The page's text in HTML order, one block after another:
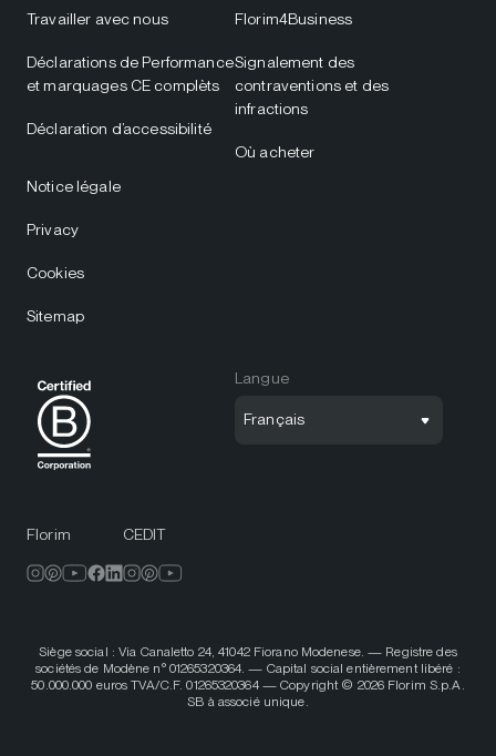
Travailler avec nous
Déclarations de Performance
et marquages CE complèts
Déclaration d’accessibilité
Florim4Business
Signalement des
contraventions et des
infractions
Où acheter
Notice légale
Privacy
Cookies
Sitemap
Langue
Français
Florim CEDIT
Siège social : Via Canaletto 24, 41042 Fiorano Modenese. — Registre des
sociétés de Modène n° 01265320364. — Capital social entièrement libéré :
50.000.000 euros TVA/C.F. 01265320364 — Copyright © 2026 Florim S.p.A.
SB à associé unique.